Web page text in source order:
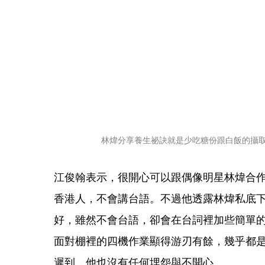
林煒分享養生祕訣就是少吃糖份跟白飯的攝
江俊翰表示，很開心可以跟偶像明星林煒合
香港人，不會講台語。不過他透露林煒私底
好，雖然不會台語，卻會在台詞裡加些簡單
面對棚裡的四機作業顯得游刃有餘，幾乎都
遲到，他也沒有任何埋怨與不開心。